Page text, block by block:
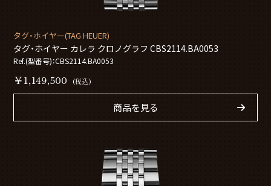
タグ・ホイヤー(TAG HEUER)
タグ・ホイヤー カレラ クロノグラフ CBS2114.BA0053
Ref.(型番号)：CBS2114.BA0053
￥1,149,500 (税込)
商品を見る